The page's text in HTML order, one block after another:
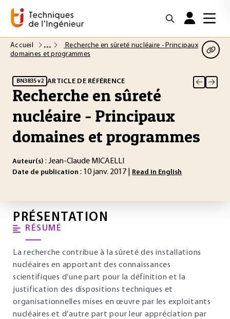
Accueil
Recherche en sûreté nucléaire - Principaux
domaines et programmes
BN3835 v2 ARTICLE DE RÉFÉRENCE
Recherche en sûreté
nucléaire - Principaux
domaines et programmes
Auteur(s) : Jean-Claude MICAELLI
Date de publication : 10 janv. 2017 | Read in English
PRÉSENTATION
RÉSUMÉ
La recherche contribue à la sûreté des installations
nucléaires en apportant des connaissances
scientifiques d’une part pour la définition et la
justification des dispositions techniques et
organisationnelles mises en œuvre par les exploitants
nucléaires et d’autre part pour leur appréciation par